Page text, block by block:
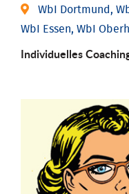
WbI Dortmund,
WbI Essen, WbI
Individuelles